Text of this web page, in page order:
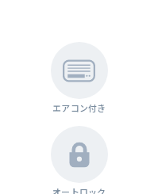
エアコン付き